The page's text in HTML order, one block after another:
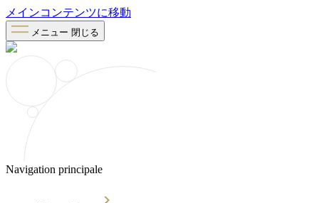
メインコンテンツに移動
メニュー 閉じる
Navigation principale